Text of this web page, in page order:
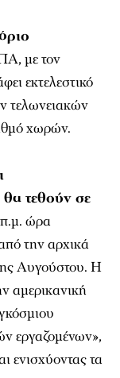
με τον
εκτελεστικό
τελωνειακών
χωρών.
τεθούν σε
π.μ. ώρα
την αρχικά
Αυγούστου. Η
αμερικανική
εργαζομένων»,
ενισχύοντας τα